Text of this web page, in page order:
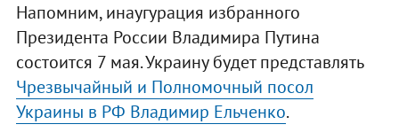
Напомним, инаугурация избранного
Президента России Владимира Путина
состоится 7 мая. Украину будет представлять
Чрезвычайный и Полномочный посол
Украины в РФ Владимир Ельченко.